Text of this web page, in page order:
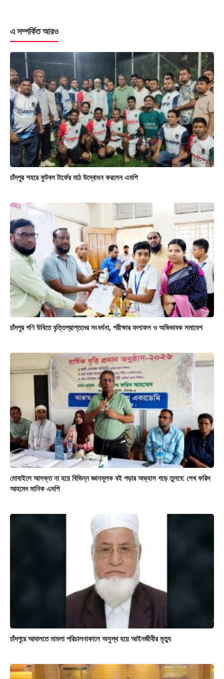
এ সম্পর্কিত আরও
চাঁদপুর শহরে ফুটবল টার্ফের মাঠ উদ্বোধন করলেন এমপি
চাঁদপুর গণি উবিতে বৃত্তিপ্রাপ্তদের সংবর্ধনা, পরীক্ষার ফলাফল ও অভিভাবক সমাবেশ
মোবাইলে আসক্ত না হয়ে বিভিন্ন জ্ঞানমূলক বই পড়ার অভ্যাস গড়ে তুলবে: শেখ ফরিদ
আহমেদ মানিক এমপি
চাঁদপুরে আদালতে মামলা পরিচালনাকালে অসুস্থ হয়ে আইনজীবীর মৃত্যু